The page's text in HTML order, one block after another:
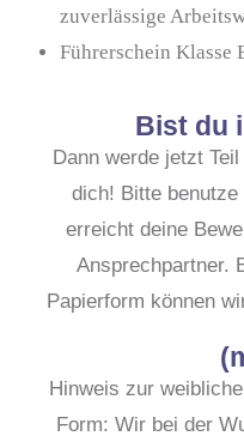
zuverlässige
Führerschein Klasse
Bist du
Dann werde jetzt
dich! Bitte
erreicht deine
Ansprechpartner.
Papierform können
Hinweis zur
Form: Wir bei der